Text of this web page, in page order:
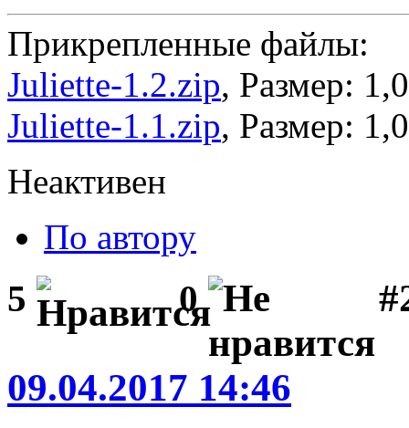
Прикрепленные файлы:
Juliette-1.2.zip, Размер:
Juliette-1.1.zip, Размер:
Неактивен
По автору
5 0
09.04.2017 14:46